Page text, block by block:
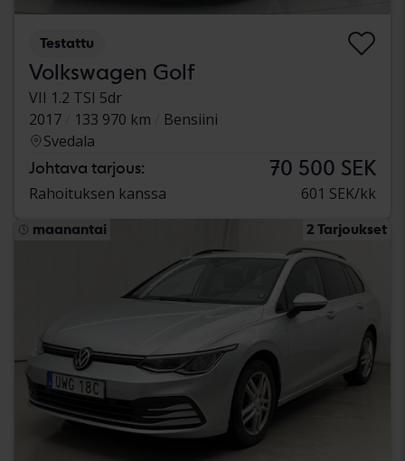
Testattu
Volkswagen Golf
VII 1.2 TSI 5dr
2017
133 970 km
Bensiini
Svedala
Johtava tarjous: 70 500 SEK
Rahoituksen kanssa 601 SEK/kk
maanantai 2 Tarjoukset